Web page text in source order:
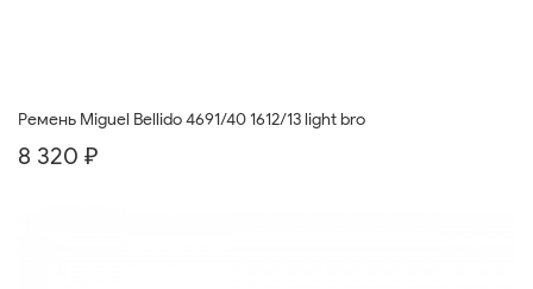
Ремень Miguel Bellido 4691/40 1612/13 light bro
8 320 ₽